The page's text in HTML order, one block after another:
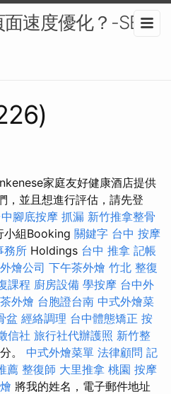
速度優化？-SEO
家庭友好健康酒店提供
，並且想進行評估，請先登
腳底按摩 抓漏 新竹推拿整骨
小組Booking 關鍵字 台中 按摩
務所 Holdings 台中 推拿 記帳
外燴公司 下午茶外燴 竹北 整復
課程 廚房設備 學按摩 台中外
外燴 台胞證台南 中式外燴菜
盆 經絡調理 台中體態矯正 按
信社 旅行社代辦護照 新竹整
。 中式外燴菜單 法律顧問 記
薦 整復師 大里推拿 桃園 按摩
將我的姓名，電子郵件地址